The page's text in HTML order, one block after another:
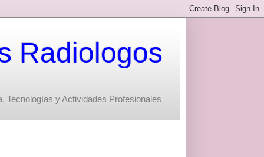
Radiologos
Tecnologías y Actividades Profesionales